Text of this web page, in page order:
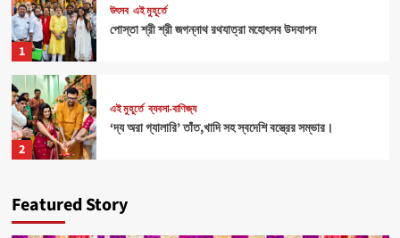
1
উৎসব এই মুহূর্তে
পোস্তা শ্রী শ্রী জগন্নাথ রথযাত্রা মহোৎসব উদযাপন
2
এই মুহূর্তে ব্যবসা-বাণিজ্য
‘দ্য অরা গ্যালারি’ তাঁত,খাদি সহ স্বদেশি বস্ত্রের সম্ভার।
Health
Featured Story